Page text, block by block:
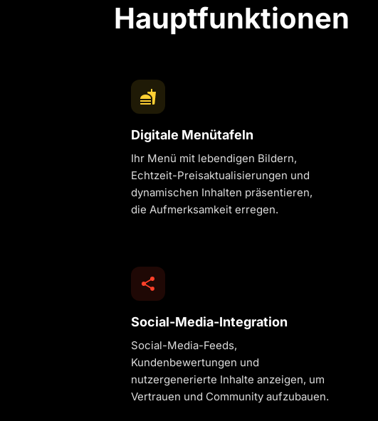
Hauptfunktionen
Digitale Menütafeln
Ihr Menü mit lebendigen Bildern,
Echtzeit-Preisaktualisierungen und
dynamischen Inhalten präsentieren,
die Aufmerksamkeit erregen.
Social-Media-Integration
Social-Media-Feeds,
Kundenbewertungen und
nutzergenerierte Inhalte anzeigen, um
Vertrauen und Community aufzubauen.